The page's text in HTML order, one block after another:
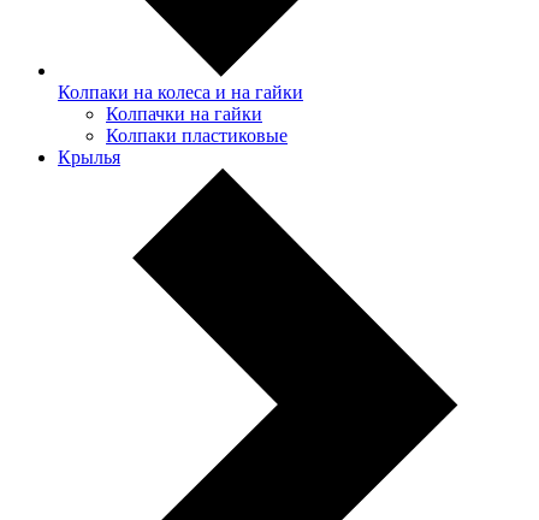
Колпаки на колеса и на гайки
Колпачки на гайки
Колпаки пластиковые
Крылья